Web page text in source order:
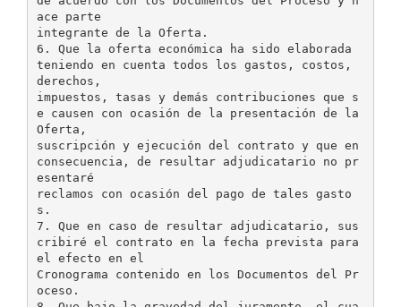
ace parte
integrante de la Oferta.
6. Que la oferta económica ha sido elaborada
teniendo en cuenta todos los gastos, costos,
derechos,
impuestos, tasas y demás contribuciones que s
e causen con ocasión de la presentación de la
Oferta,
suscripción y ejecución del contrato y que en
consecuencia, de resultar adjudicatario no pr
esentaré
reclamos con ocasión del pago de tales gasto
s.
7. Que en caso de resultar adjudicatario, sus
cribiré el contrato en la fecha prevista para
el efecto en el
Cronograma contenido en los Documentos del Pr
oceso.